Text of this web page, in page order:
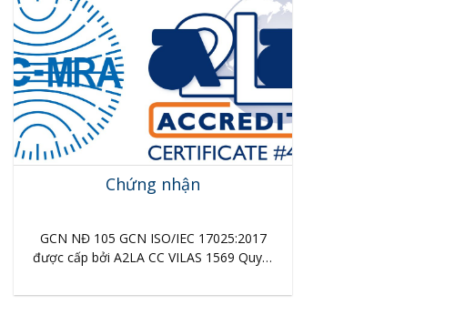
nghệ chỉ định thực hiện hoạt động…
Chứng nhận
GCN NĐ 105 GCN ISO/IEC 17025:2017
được cấp bởi A2LA CC VILAS 1569 Quyết
khách hàng có nhu cầu muốn tìm hiểu về